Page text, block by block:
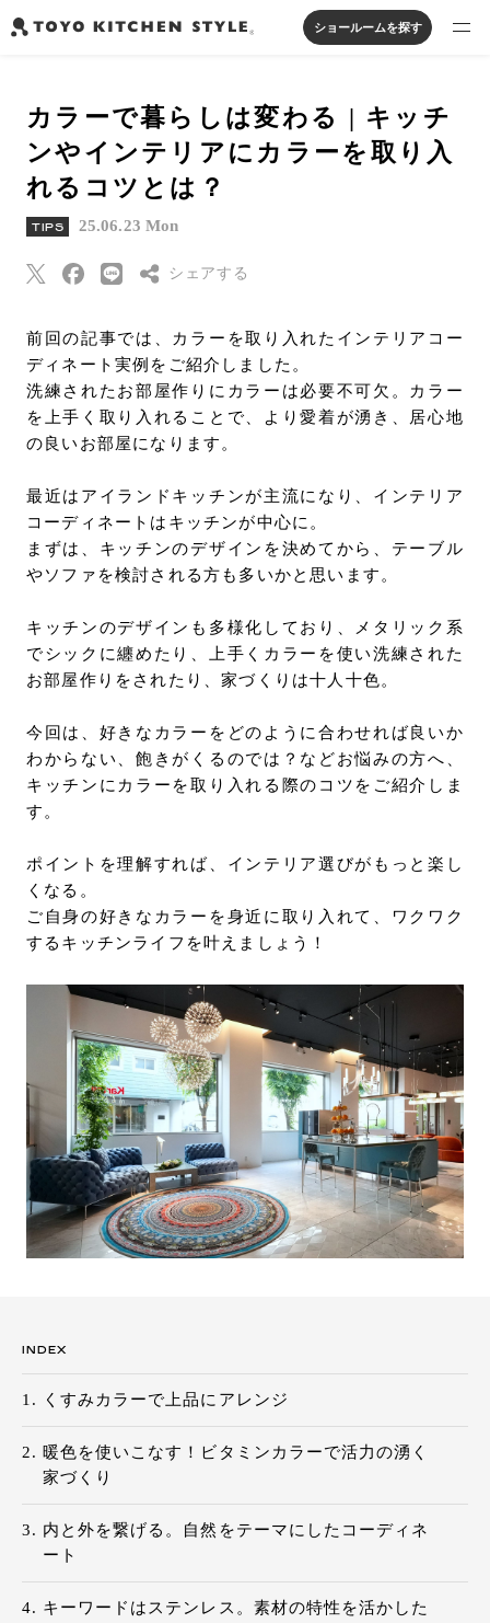
オープンキッチン
アイランドキッチン
ペニンシュラキッチン
壁付けキッチン
対面キッチン
セパレートキッチン
並列型キッチン
システムキッチン
家具・照明・タイル
バス・洗面
実例から探す
私たちについて
ジャーナルを読む
オンラインストア
お知らせ
カタログを見る
よくあるご質問
お問い合わせ
サポート
LANGUAGE : JP
オンライン見積もり ショールームを探す
ショールームを探す
カラーで暮らしは変わる | キッチ
ンやインテリアにカラーを取り入
れるコツとは？
TIPS 25.06.23 Mon
シェアする
Threads
Pinterest
はてなブックマー
ク
URLをコピー
前回の記事では、カラーを取り入れたインテリアコー
ディネート実例をご紹介しました。
洗練されたお部屋作りにカラーは必要不可欠。カラー
を上手く取り入れることで、より愛着が湧き、居心地
の良いお部屋になります。
最近はアイランドキッチンが主流になり、インテリア
コーディネートはキッチンが中心に。
まずは、キッチンのデザインを決めてから、テーブル
やソファを検討される方も多いかと思います。
キッチンのデザインも多様化しており、メタリック系
でシックに纏めたり、上手くカラーを使い洗練された
お部屋作りをされたり、家づくりは十人十色。
今回は、好きなカラーをどのように合わせれば良いか
わからない、飽きがくるのでは？などお悩みの方へ、
キッチンにカラーを取り入れる際のコツをご紹介しま
す。
ポイントを理解すれば、インテリア選びがもっと楽し
くなる。
ご自身の好きなカラーを身近に取り入れて、ワクワク
するキッチンライフを叶えましょう！
INDEX
くすみカラーで上品にアレンジ
暖色を使いこなす！ビタミンカラーで活力の湧く
家づくり
内と外を繋げる。自然をテーマにしたコーディネ
ート
キーワードはステンレス。素材の特性を活かした